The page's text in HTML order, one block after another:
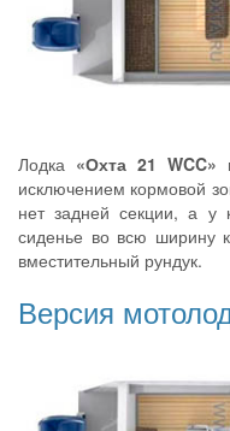
Лодка «Охта 21 WCC»
исключением кормовой
нет задней секции, а у
сиденье во всю ширину
вместительный рундук.
Версия